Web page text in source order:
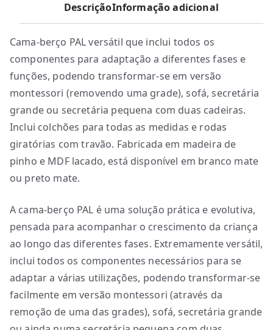
5
0
DescriçãoInformação adicional
Cama-berço PAL versátil que inclui todos os
componentes para adaptação a diferentes fases e
funções, podendo transformar-se em versão
montessori (removendo uma grade), sofá, secretária
grande ou secretária pequena com duas cadeiras.
Inclui colchões para todas as medidas e rodas
giratórias com travão. Fabricada em madeira de
pinho e MDF lacado, está disponível em branco mate
ou preto mate.
A cama-berço PAL é uma solução prática e evolutiva,
pensada para acompanhar o crescimento da criança
ao longo das diferentes fases. Extremamente versátil,
inclui todos os componentes necessários para se
adaptar a várias utilizações, podendo transformar-se
facilmente em versão montessori (através da
remoção de uma das grades), sofá, secretária grande